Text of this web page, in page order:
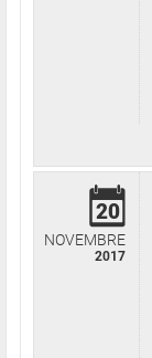
20
NOVEMBRE
2017